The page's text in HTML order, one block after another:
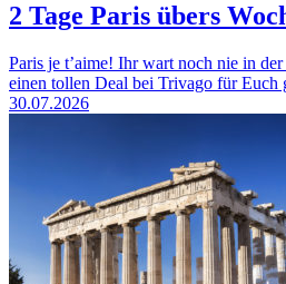
2 Tage Paris übers
Paris je t’aime! Ihr wart noch nie in
einen tollen Deal bei Trivago für Euch
30.07.2026